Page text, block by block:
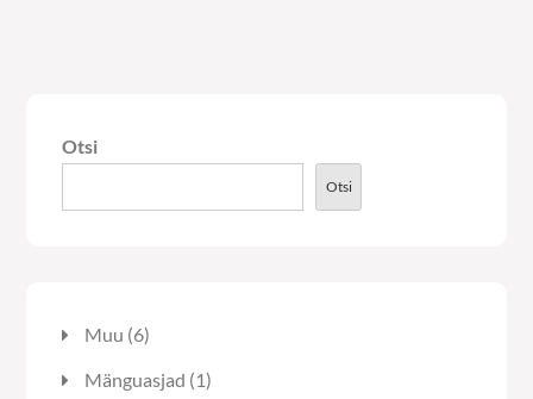
Otsi
Otsi
Muu 66
toodet
Mänguasjad 11